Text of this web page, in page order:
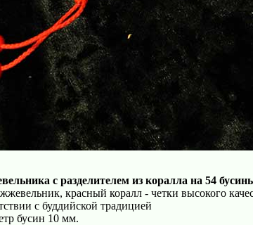
с разделителем из коралла на 54
красный коралл - четки высокого
с буддийской традицией
бусин 10 мм.